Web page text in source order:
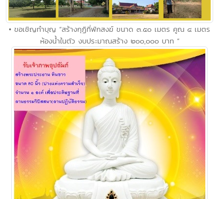
• ขอเชิญทำบุญ “สร้างกุฏิที่พักสงฆ์ ขนาด ๓.๕๐ เมตร คูณ ๔ เมตร
ห้องน้ำในตัว งบประมาณสร้าง ๒๐๐,๐๐๐ บาท ”